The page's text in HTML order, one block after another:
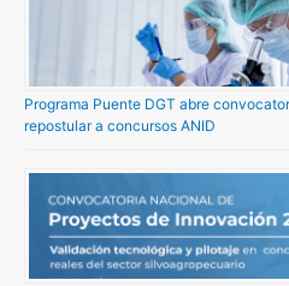
Programa Puente DGT abre
repostular a concursos ANID